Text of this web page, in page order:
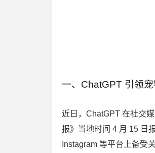
一、ChatGPT 引领
近日，ChatGPT 在社交
报》当地时间 4 月 15 日
Instagram 等平台上备受